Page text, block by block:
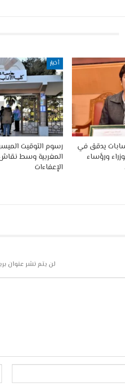
يدقق في
ورؤساء
أخبار
رسوم التوقيت
المغربية وسط
الإعفاءات
لن يتم نشر عنوان